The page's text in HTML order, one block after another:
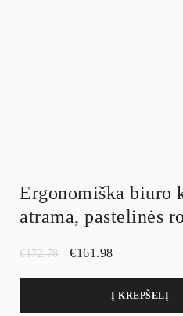
Ergonomiška biuro
atrama, pastelinės
€172.78 €161.98
Į KREPŠELĮ